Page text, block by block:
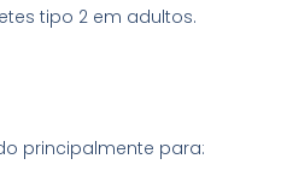
tipo 2 em adultos.
principalmente para: